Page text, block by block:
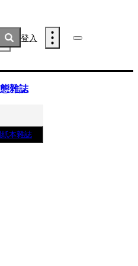
登入
雜誌
本雜誌